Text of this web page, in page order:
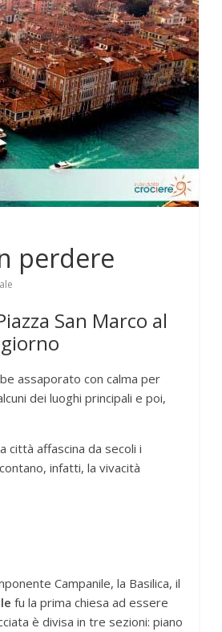
perdere
San Marco al
assaporato con calma per
dei luoghi principali e poi,
città affascina da secoli i
infatti, la vivacità
Campanile, la Basilica, il
fu la prima chiesa ad essere
è divisa in tre sezioni: piano